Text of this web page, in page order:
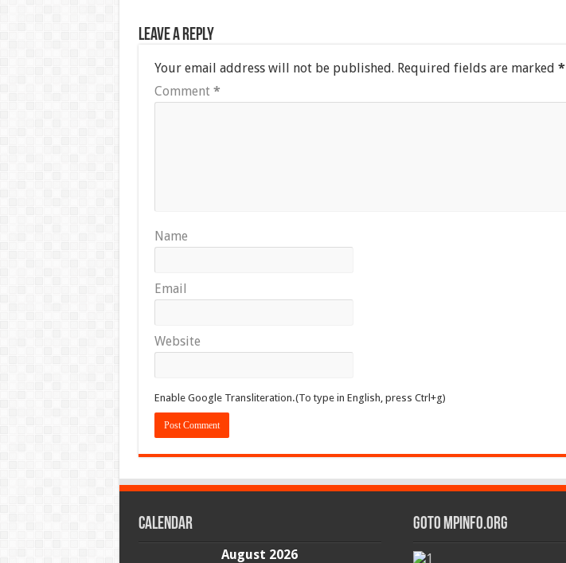
Leave a Reply
Your email address will not be published. Required fields are marked *
Comment *
Name
Email
Website
Enable Google Transliteration.(To type in English, press Ctrl+g)
Calendar
August 2026
GOTO MPINFO.ORG